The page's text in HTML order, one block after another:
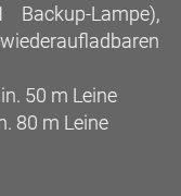
Lampe),
50 m Leine
80 m Leine